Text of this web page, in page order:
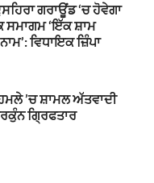
ਗਰਾਊਂਡ ‘ਚ ਹੋਵੇਗਾ
ਸਮਾਗਮ ‘ਇੱਕ ਸ਼ਾਮ
ਵਿਧਾਇਕ ਜ਼ਿੰਪਾ
’ਚ ਸ਼ਾਮਲ ਅੱਤਵਾਦੀ
ਗ੍ਰਿਫਤਾਰ